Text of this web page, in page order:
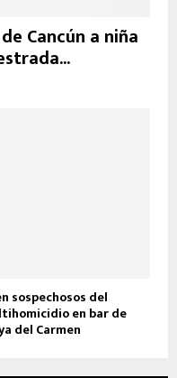
Cancún a niña
sospechosos del
en bar de
del Carmen